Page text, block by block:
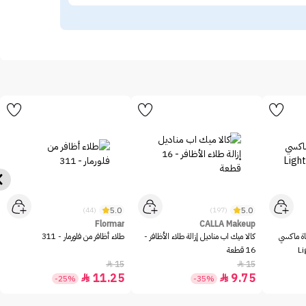
ماكسي
5.0
(197)
CALLA Makeup
كالا ميك اب مناديل إزالة طلاء الأظافر -
16 قطعة
15

9.75

-35%
5.0
(44)
Flormar
طلاء أظافر من فلورمار - 311
15

11.25

-25%